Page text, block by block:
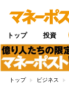
トップ 投資
トップ ビジネス